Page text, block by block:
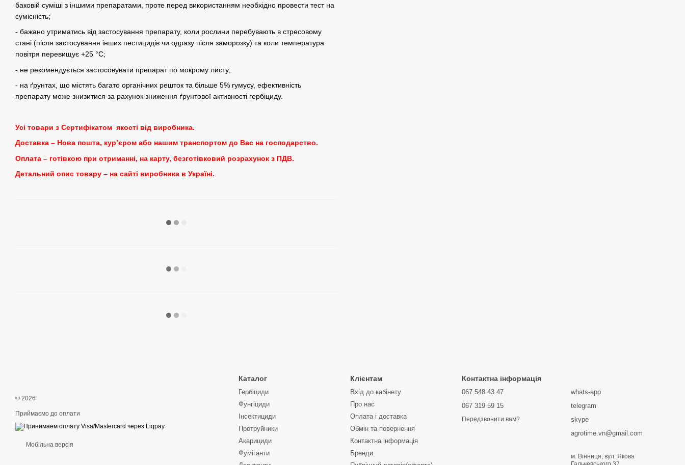
баковій суміші з іншими препаратами, проте перед використанням необхідно провести тест на
сумісність;
- бажано утриматись від застосування препарату, коли рослини перебувають в стресовому
стані (після застосування інших пестицидів чи одразу після заморозку) та коли температура
повітря перевищує +25 °С;
- не рекомендується застосовувати препарат по мокрому листу;
- на ґрунтах, що містять багато органічних решток та більше 5% гумусу, ефективність
препарату може знизитися за рахунок зниження ґрунтової активності гербіциду.
Усі товари з Сертифікатом якості від виробника.
Доставка – Нова пошта, кур’єром або нашим транспортом до Вас на господарство.
Оплата – готівкою при отриманні, на карту, безготівковий розрахунок з ПДВ.
Детальний опис товару – на сайті виробника в Україні.
© 2026
Приймаємо до оплати
Мобільна версія
Каталог
Гербіциди
Фунгіциди
Інсектициди
Протруйники
Акарициди
Фуміганти
Клієнтам
Вхід до кабінету
Про нас
Оплата і доставка
Обмін та повернення
Контактна інформація
Бренди
Контактна інформація
067 548 43 47
067 319 59 15
Передзвонити вам?
whats-app
telegram
skype
agrotime.vn@gmail.com
м. Вінниця, вул. Якова